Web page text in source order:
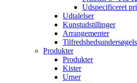
Udspecificeret
Udtalelser
Kunstudstillinger
Arrangementer
Produkter
Produkter
Kister
Urner